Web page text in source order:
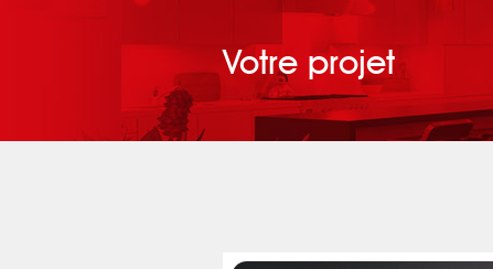
Votre projet